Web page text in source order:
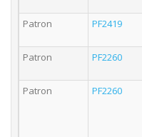
Patron
PF2419
Patron PF2260
Patron PF2260